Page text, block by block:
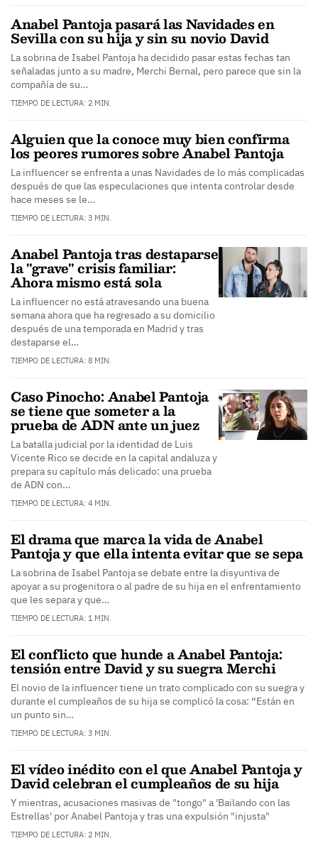
Anabel Pantoja pasará las Navidades en
Sevilla con su hija y sin su novio David
La sobrina de Isabel Pantoja ha decidido pasar estas fechas tan
señaladas junto a su madre, Merchi Bernal, pero parece que sin la
compañía de su…
TIEMPO DE LECTURA: 2 MIN.
Alguien que la conoce muy bien confirma
los peores rumores sobre Anabel Pantoja
La influencer se enfrenta a unas Navidades de lo más complicadas
después de que las especulaciones que intenta controlar desde
hace meses se le…
TIEMPO DE LECTURA: 3 MIN.
Anabel Pantoja tras destaparse
la "grave" crisis familiar:
Ahora mismo está sola
La influencer no está atravesando una buena
semana ahora que ha regresado a su domicilio
después de una temporada en Madrid y tras
destaparse el…
TIEMPO DE LECTURA: 8 MIN.
Caso Pinocho: Anabel Pantoja
se tiene que someter a la
prueba de ADN ante un juez
La batalla judicial por la identidad de Luis
Vicente Rico se decide en la capital andaluza y
prepara su capítulo más delicado: una prueba
de ADN con…
TIEMPO DE LECTURA: 4 MIN.
El drama que marca la vida de Anabel
Pantoja y que ella intenta evitar que se sepa
La sobrina de Isabel Pantoja se debate entre la disyuntiva de
apoyar a su progenitora o al padre de su hija en el enfrentamiento
que les separa y que…
TIEMPO DE LECTURA: 1 MIN.
El conflicto que hunde a Anabel Pantoja:
tensión entre David y su suegra Merchi
El novio de la influencer tiene un trato complicado con su suegra y
durante el cumpleaños de su hija se complicó la cosa: “Están en
un punto sin…
TIEMPO DE LECTURA: 3 MIN.
El vídeo inédito con el que Anabel Pantoja y
David celebran el cumpleaños de su hija
Y mientras, acusaciones masivas de "tongo" a 'Bailando con las
Estrellas' por Anabel Pantoja y tras una expulsión "injusta"
TIEMPO DE LECTURA: 2 MIN.